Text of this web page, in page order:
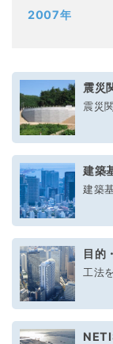
2007年
震災
震災
建築
建築
目的
工法